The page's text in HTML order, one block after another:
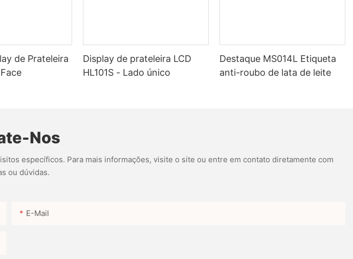
de Prateleira
Display de prateleira LCD
HL101S - Lado único
Destaque MS014L Etiqueta
anti-roubo de lata de leite
Nos
específicos. Para mais informações, visite o site ou entre em contato diretamente com
ou dúvidas.
E-Mail